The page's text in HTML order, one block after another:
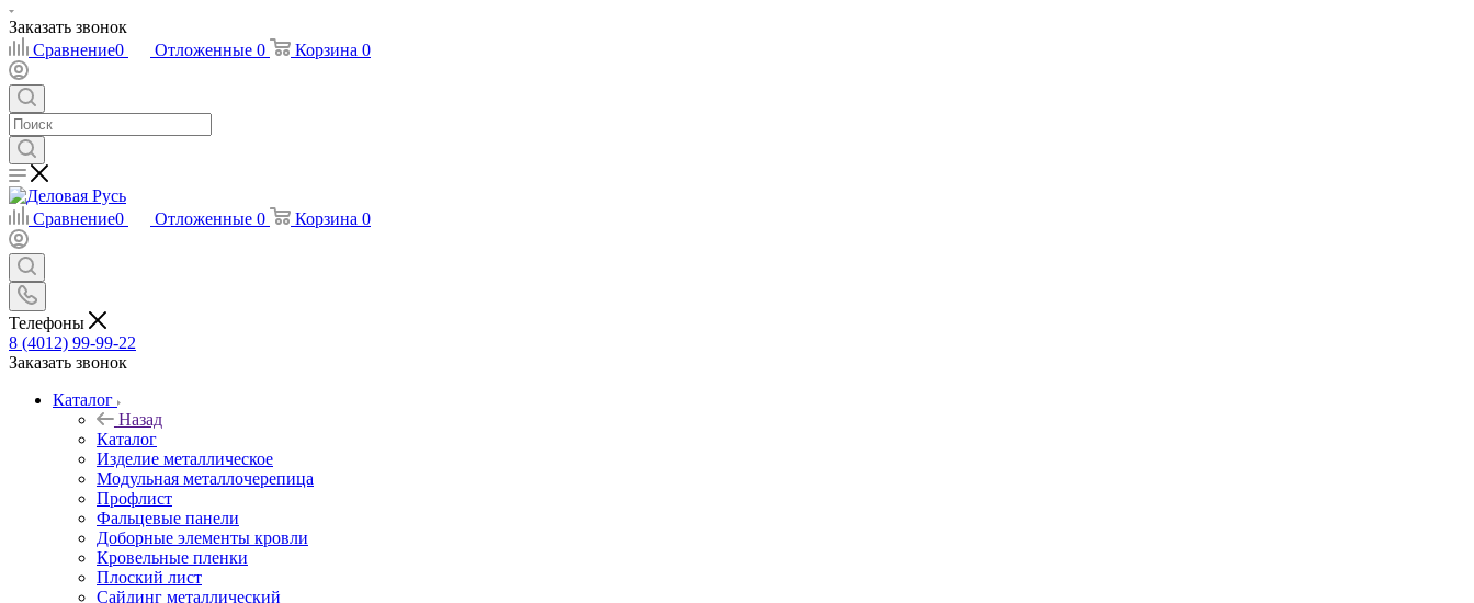
Заказать звонок
Сравнение0 Отложенные 0 Корзина 0
Сравнение0 Отложенные 0 Корзина 0
Телефоны
8 (4012) 99-99-22
Заказать звонок
Каталог
Назад
Каталог
Изделие металлическое
Модульная металлочерепица
Профлист
Фальцевые панели
Доборные элементы кровли
Кровельные пленки
Плоский лист
Сайдинг металлический